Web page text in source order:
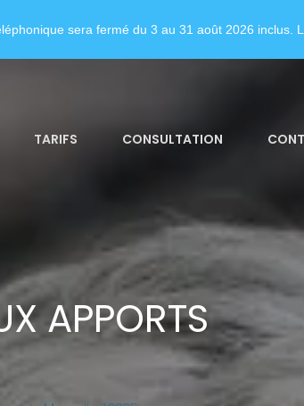
TARIFS CONSULTATION
APPORTS
sera fermé du 3 au 31 août 2026 inclus.